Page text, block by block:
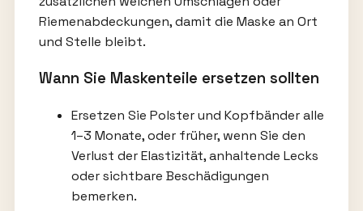
Riemenabdeckungen, damit die Maske an Ort
und Stelle bleibt.
Wann Sie Maskenteile ersetzen sollten
Ersetzen Sie Polster und Kopfbänder alle
1–3 Monate, oder früher, wenn Sie den
Verlust der Elastizität, anhaltende Lecks
oder sichtbare Beschädigungen
bemerken.